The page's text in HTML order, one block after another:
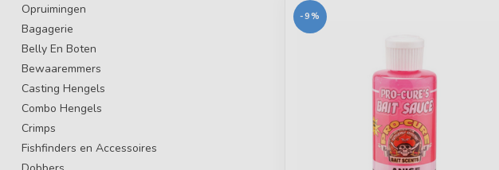
Opruimingen
Bagagerie
Belly En Boten
Bewaaremmers
Casting Hengels
Combo Hengels
Crimps
Fishfinders en Accessoires
-9%